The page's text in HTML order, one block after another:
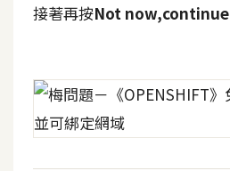
接著再按Not now,continue